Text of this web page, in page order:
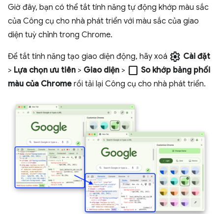
Giờ đây, bạn có thể tắt tính năng tự động khớp màu sắc
của Công cụ cho nhà phát triển với màu sắc của giao
diện tuỳ chỉnh trong Chrome.
Để tắt tính năng tạo giao diện động, hãy xoá settings Cài đặt
> Lựa chọn ưu tiên > Giao diện > check_box_outline_blank So khớp bảng phối
màu của Chrome rồi tải lại Công cụ cho nhà phát triển.